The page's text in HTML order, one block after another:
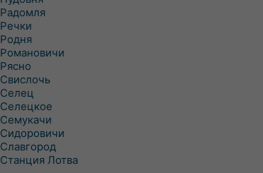
Радомля
Речки
Родня
Романовичи
Рясно
Свислочь
Селец
Селецкое
Семукачи
Сидоровичи
Славгород
Станция Лотва